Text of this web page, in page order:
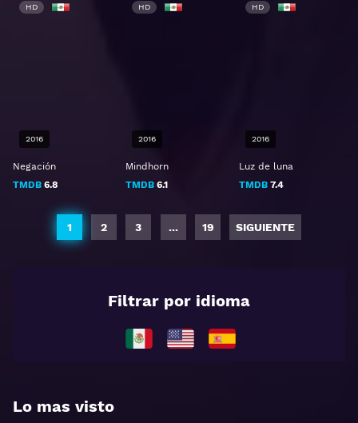
Negación
TMDB 6.8
HD
2016
Mindhorn
TMDB 6.1
HD
2016
Luz de luna
TMDB7.4
HD
2016
1 2 3 ... 19 SIGUIENTE
Filtrar por idioma
Lo mas visto